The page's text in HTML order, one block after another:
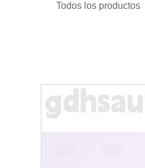
Todos los productos